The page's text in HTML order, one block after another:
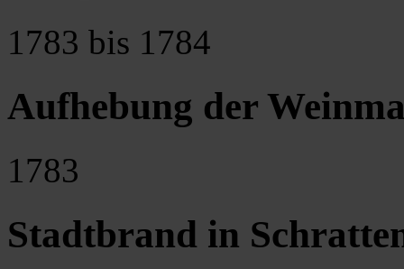
1783 bis 1784
Aufhebung der
1783
Stadtbrand in